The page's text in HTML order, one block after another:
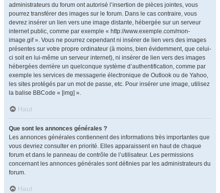
administrateurs du forum ont autorisé l’insertion de pièces jointes, vous
pourrez transférer des images sur le forum. Dans le cas contraire, vous
devrez insérer un lien vers une image distante, hébergée sur un serveur
internet public, comme par exemple « http://www.exemple.com/mon-
image.gif ». Vous ne pourrez cependant ni insérer de lien vers des images
présentes sur votre propre ordinateur (à moins, bien évidemment, que celui-
ci soit en lui-même un serveur internet), ni insérer de lien vers des images
hébergées derrière un quelconque système d’authentification, comme par
exemple les services de messagerie électronique de Outlook ou de Yahoo,
les sites protégés par un mot de passe, etc. Pour insérer une image, utilisez
la balise BBCode « [img] ».
Haut
Que sont les annonces générales ?
Les annonces générales contiennent des informations très importantes que
vous devriez consulter en priorité. Elles apparaissent en haut de chaque
forum et dans le panneau de contrôle de l’utilisateur. Les permissions
concernant les annonces générales sont définies par les administrateurs du
forum.
Haut